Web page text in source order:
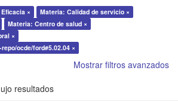
×
Materia: Calidad de servicio ×
Materia: Centro de salud ×
×
ocde/ford#5.02.04 ×
Mostrar filtros avanzados
resultados